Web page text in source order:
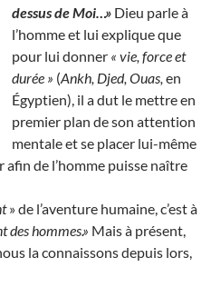
dessus de Moi…» Dieu parle à
l’homme et lui explique que
pour lui donner « vie, force et
durée » (Ankh, Djed, Ouas, en
Égyptien), il a dut le mettre en
premier plan de son attention
mentale et se placer lui-même
afin de l’homme puisse naître
» de l’aventure humaine, c’est à
des hommes.» Mais à présent,
la connaissons depuis lors,